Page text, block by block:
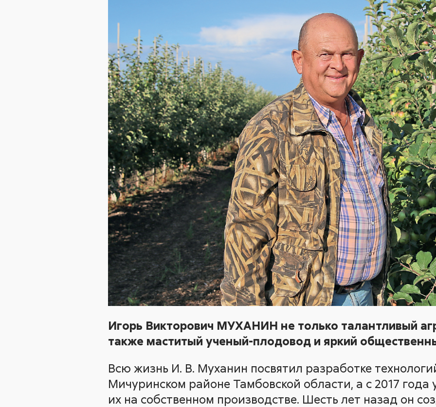
Игорь Викторович МУХАНИН не только талантливый
также маститый ученый-плодовод и яркий
Всю жизнь И. В. Муханин посвятил разработке
Мичуринском районе Тамбовской области, а с 2017 года
их на собственном производстве. Шесть лет назад он